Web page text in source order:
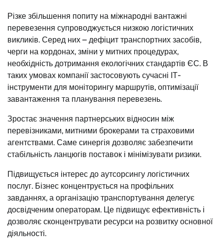
Різке збільшення попиту на міжнародні вантажні
перевезення супроводжується низкою логістичних
викликів. Серед них – дефіцит транспортних засобів,
черги на кордонах, зміни у митних процедурах,
необхідність дотримання екологічних стандартів ЄС. В
таких умовах компанії застосовують сучасні ІТ-
інструменти для моніторингу маршрутів, оптимізації
завантаження та планування перевезень.
Зростає значення партнерських відносин між
перевізниками, митними брокерами та страховими
агентствами. Саме синергія дозволяє забезпечити
стабільність ланцюгів поставок і мінімізувати ризики.
Підвищується інтерес до аутсорсингу логістичних
послуг. Бізнес концентрується на профільних
завданнях, а організацію транспортування делегує
досвідченим операторам. Це підвищує ефективність і
дозволяє сконцентрувати ресурси на розвитку основної
діяльності.